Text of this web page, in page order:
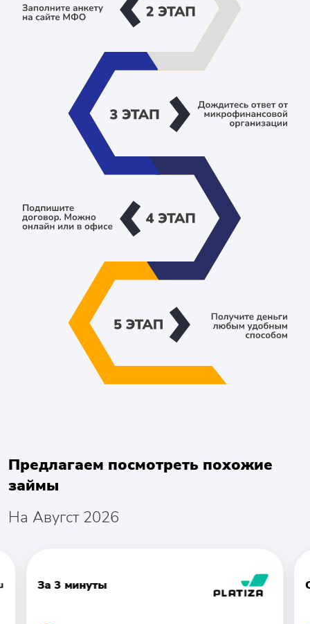
Предлагаем посмотреть похожие
займы
На Авугст 2026
За 3 минуты